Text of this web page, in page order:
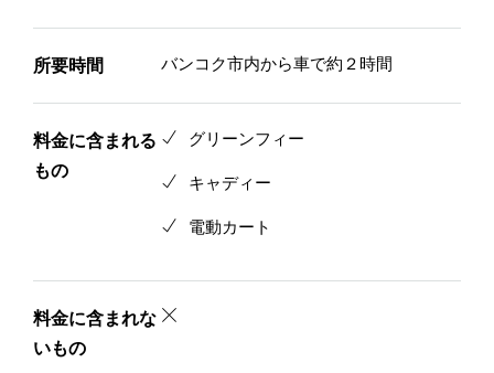
所要時間 バンコク市内から車で約２時間
料金に含まれる
もの
グリーンフィー
キャディー
電動カート
料金に含まれな
いもの